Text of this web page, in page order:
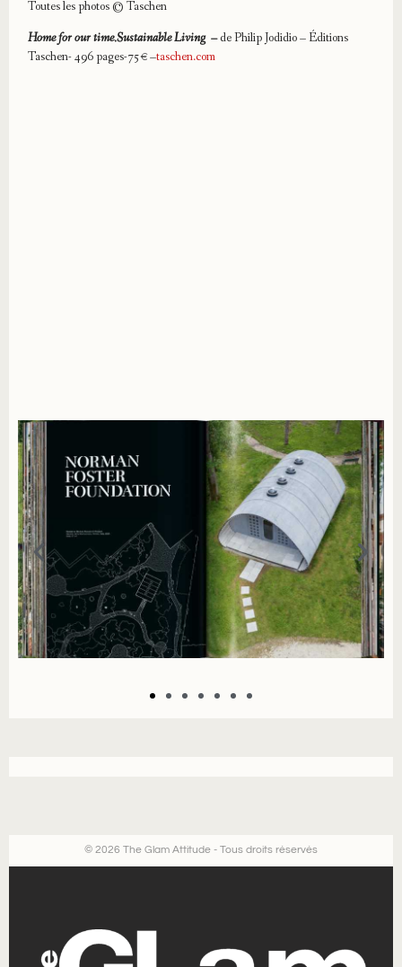
Toutes les photos © Taschen
Home for our time.Sustainable Living –de Philip Jodidio – Éditions
Taschen- 496 pages-75€ –taschen.com
© 2026 The Glam Attitude - Tous droits réservés